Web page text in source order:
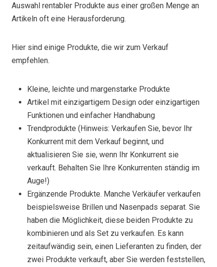
Auswahl rentabler Produkte aus einer großen Menge an
Artikeln oft eine Herausforderung.
Hier sind einige Produkte, die wir zum Verkauf
empfehlen.
Kleine, leichte und margenstarke Produkte
Artikel mit einzigartigem Design oder einzigartigen
Funktionen und einfacher Handhabung
Trendprodukte (Hinweis: Verkaufen Sie, bevor Ihr
Konkurrent mit dem Verkauf beginnt, und
aktualisieren Sie sie, wenn Ihr Konkurrent sie
verkauft. Behalten Sie Ihre Konkurrenten ständig im
Auge!)
Ergänzende Produkte. Manche Verkäufer verkaufen
beispielsweise Brillen und Nasenpads separat. Sie
haben die Möglichkeit, diese beiden Produkte zu
kombinieren und als Set zu verkaufen. Es kann
zeitaufwändig sein, einen Lieferanten zu finden, der
zwei Produkte verkauft, aber Sie werden feststellen,